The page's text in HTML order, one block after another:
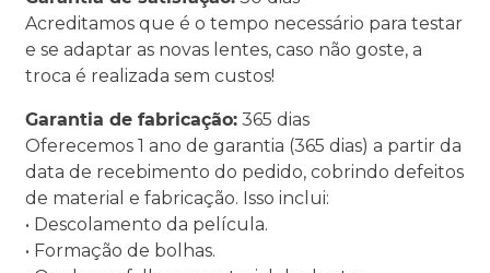
Acreditamos que é o tempo necessário para testar
e se adaptar as novas lentes, caso não goste, a
troca é realizada sem custos!
Garantia de fabricação: 365 dias
Oferecemos 1 ano de garantia (365 dias) a partir da
data de recebimento do pedido, cobrindo defeitos
de material e fabricação. Isso inclui:
• Descolamento da película.
• Formação de bolhas.